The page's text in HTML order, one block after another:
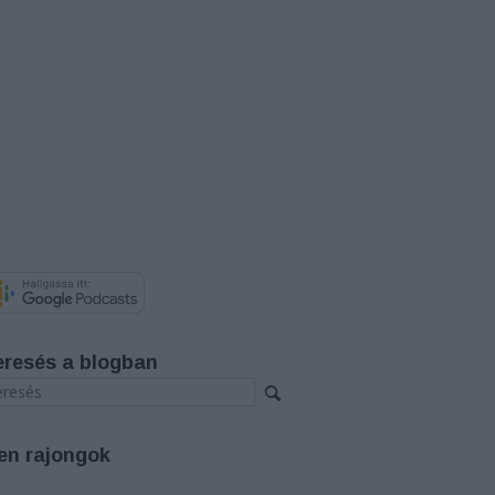
a blogban
rajongok